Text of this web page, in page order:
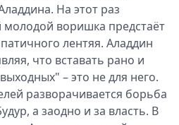
На этот раз
воришка предстаёт
лентяя. Аладдин
что вставать рано и
– это не для него.
разворачивается борьба
а заодно и за власть. В